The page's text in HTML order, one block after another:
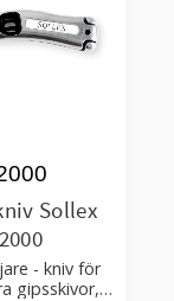
Sollex
2000
- kniv för
gipsskivor,